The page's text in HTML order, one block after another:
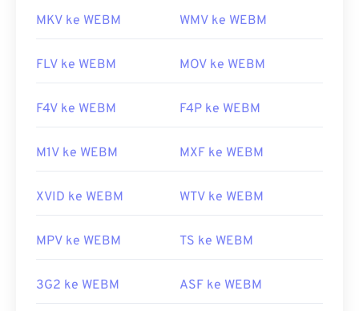
MKV ke WEBM WMV ke WEBM
FLV ke WEBM MOV ke WEBM
F4V ke WEBM F4P ke WEBM
M1V ke WEBM MXF ke WEBM
XVID ke WEBM WTV ke WEBM
MPV ke WEBM TS ke WEBM
3G2 ke WEBM ASF ke WEBM